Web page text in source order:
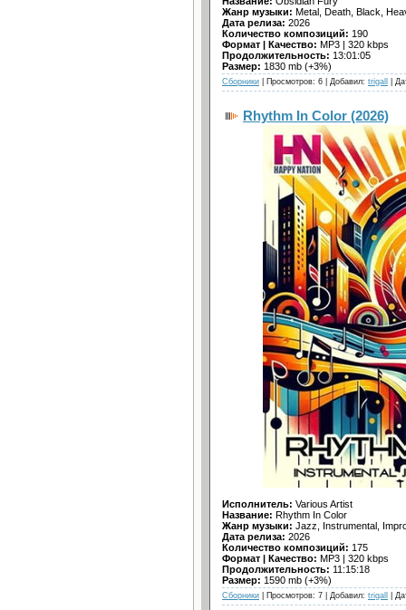
Жанр музыки: Metal, Death, Black,
Дата релиза: 2026
Количество композиций: 190
Формат | Качество: MP3 | 320 kbps
Продолжительность: 13:01:05
Размер: 1830 mb (+3%)
Сборники | Просмотров: 6 | Добавил: trigall |
Rhythm In Color (2026)
Исполнитель: Various Artist
Название: Rhythm In Color
Жанр музыки: Jazz, Instrumental,
Дата релиза: 2026
Количество композиций: 175
Формат | Качество: MP3 | 320 kbps
Продолжительность: 11:15:18
Размер: 1590 mb (+3%)
Сборники | Просмотров: 7 | Добавил: trigall |